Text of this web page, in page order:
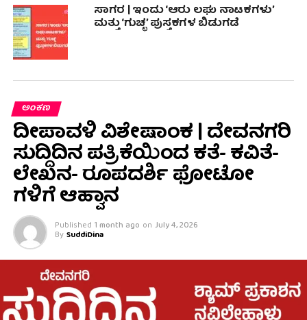
ಸಾಗರ | ಇಂದು ‘ಆರು ಲಘು ನಾಟಕಗಳು’
ಮತ್ತು ‘ಗುಚ್ಛ’ ಪುಸ್ತಕಗಳ ಬಿಡುಗಡೆ
ಅಂಕಣ
ದೀಪಾವಳಿ ವಿಶೇಷಾಂಕ | ದೇವನಗರಿ
ಸುದ್ದಿದಿನ ಪತ್ರಿಕೆಯಿಂದ ಕತೆ- ಕವಿತೆ-
ಲೇಖನ- ರೂಪದರ್ಶಿ ಫೋಟೋ
ಗಳಿಗೆ ಆಹ್ವಾನ
Published 1 month ago on July 4, 2026
By SuddiDina